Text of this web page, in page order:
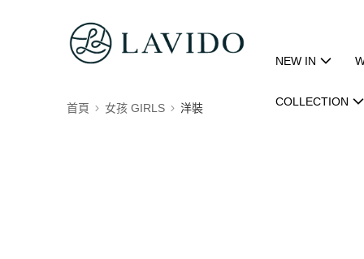
NEW IN
COLLECTION
首頁 女孩 GIRLS 洋裝